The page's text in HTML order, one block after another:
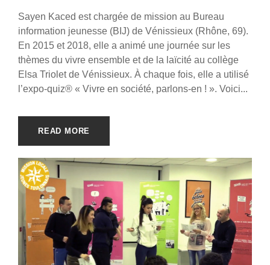
Sayen Kaced est chargée de mission au Bureau
information jeunesse (BIJ) de Vénissieux (Rhône, 69).
En 2015 et 2018, elle a animé une journée sur les
thèmes du vivre ensemble et de la laïcité au collège
Elsa Triolet de Vénissieux. À chaque fois, elle a utilisé
l’expo-quiz® « Vivre en société, parlons-en ! ». Voici...
READ MORE